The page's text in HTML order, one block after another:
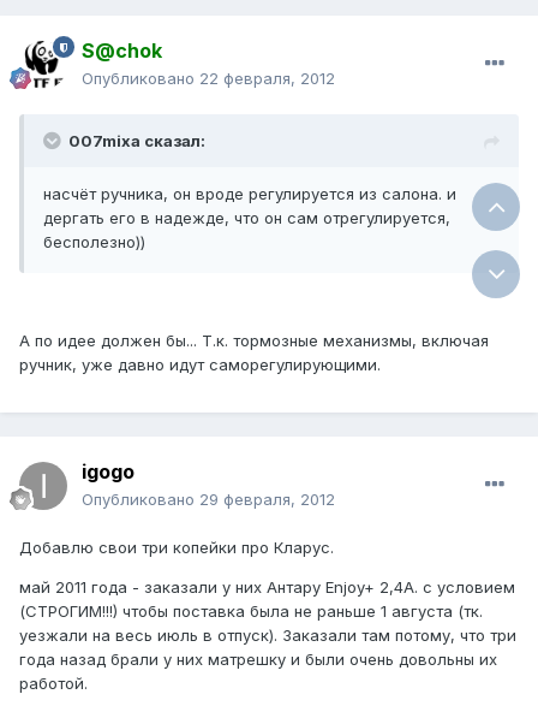
S@chok
Опубликовано 22 февраля, 2012
007mixa сказал:
насчёт ручника, он вроде регулируется из салона. и
дергать его в надежде, что он сам отрегулируется,
бесполезно))
А по идее должен бы... Т.к. тормозные механизмы, включая
ручник, уже давно идут саморегулирующими.
igogo
Опубликовано 29 февраля, 2012
Добавлю свои три копейки про Кларус.
май 2011 года - заказали у них Антару Enjoy+ 2,4А. с условием
(СТРОГИМ!!!) чтобы поставка была не раньше 1 августа (тк.
уезжали на весь июль в отпуск). Заказали там потому, что три
года назад брали у них матрешку и были очень довольны их
работой.